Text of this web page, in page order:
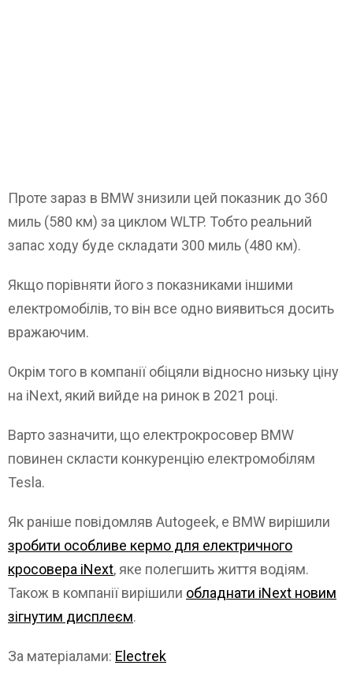
Проте зараз в BMW знизили цей показник до 360
миль (580 км) за циклом WLTP. Тобто реальний
запас ходу буде складати 300 миль (480 км).
Якщо порівняти його з показниками іншими
електромобілів, то він все одно виявиться досить
вражаючим.
Окрім того в компанії обіцяли відносно низьку ціну
на iNext, який вийде на ринок в 2021 році.
Варто зазначити, що електрокросовер BMW
повинен скласти конкуренцію електромобілям
Tesla.
Як раніше повідомляв Autogeek, e BMW вирішили
зробити особливе кермо для електричного
кросовера iNext, яке полегшить життя водіям.
Також в компанії вирішили обладнати iNext новим
зігнутим дисплеєм.
За матеріалами: Electrek